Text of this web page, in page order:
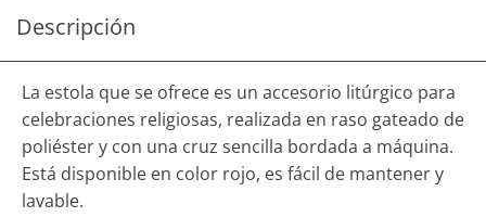
Descripción
La estola que se ofrece es un accesorio litúrgico para
celebraciones religiosas, realizada en raso gateado de
poliéster y con una cruz sencilla bordada a máquina.
Está disponible en color rojo, es fácil de mantener y
lavable.